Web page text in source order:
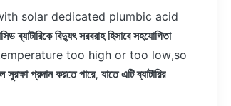
solar dedicated plumbic acid
ব্যাটারিকে বিদ্যুৎ সরবরাহ হিসাবে সহযোগিতা
too high or too low,so
প্রদান করতে পারে, যাতে এটি ব্যাটারির